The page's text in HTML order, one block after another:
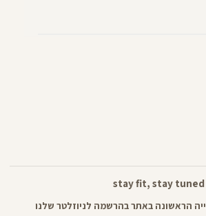
stay fit, stay tuned